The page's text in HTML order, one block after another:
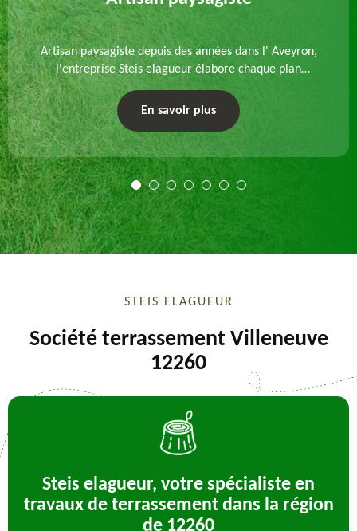
Artisan paysagiste depuis des années dans l' Aveyron,
l'entreprise Steis elagueur élabore chaque plan
d'aménagement paysager et exécute les travaux
afférents. Devis gratuit et sur mesure.
En savoir plus
STEIS ELAGUEUR
Société terrassement Villeneuve
12260
Steis elagueur, votre spécialiste en
travaux de terrassement dans la région
de 12260